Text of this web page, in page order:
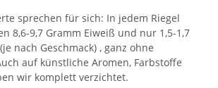
sprechen für sich: In jedem Riegel
8,6-9,7 Gramm Eiweiß und nur 1,5-1,7
nach Geschmack) , ganz ohne
auf künstliche Aromen, Farbstoffe
wir komplett verzichtet.